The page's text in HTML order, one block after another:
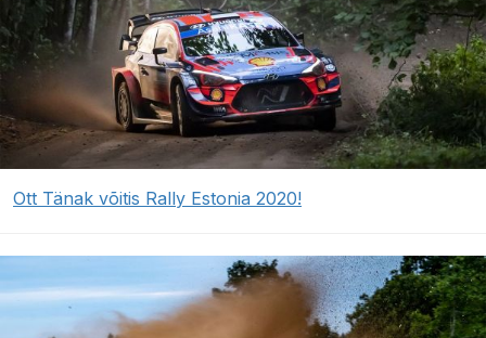
Ott Tänak võitis Rally Estonia 2020!